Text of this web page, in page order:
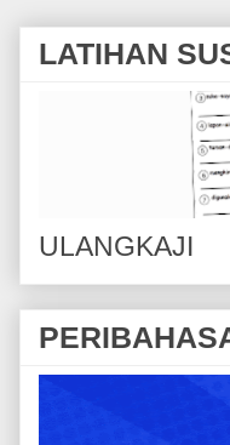
LATIHAN
ULANGKAJI